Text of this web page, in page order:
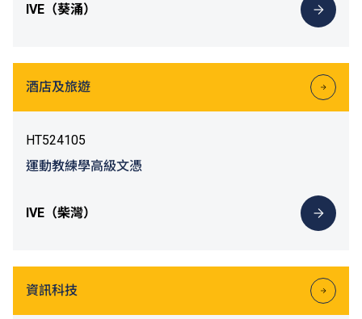
IVE（葵涌）
酒店及旅遊
HT524105
運動教練學高級文憑
IVE（柴灣）
資訊科技